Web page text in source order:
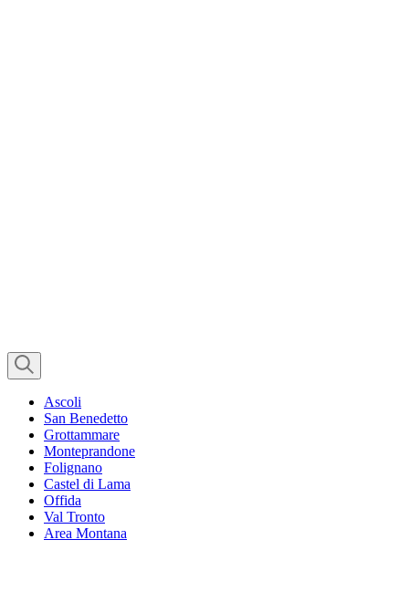
Ascoli
San Benedetto
Grottammare
Monteprandone
Folignano
Castel di Lama
Offida
Val Tronto
Area Montana